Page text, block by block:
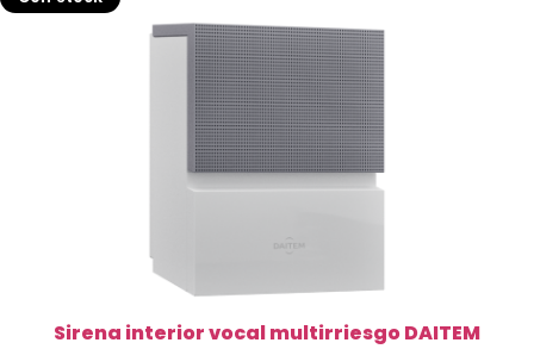
Sirena interior vocal multirriesgo DAITEM